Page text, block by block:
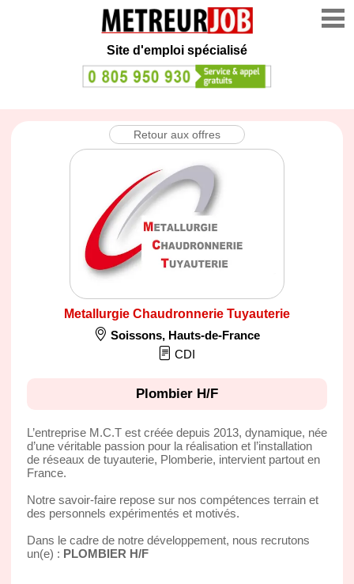
Site d'emploi spécialisé
Retour aux offres
Metallurgie Chaudronnerie Tuyauterie
Soissons, Hauts-de-France
CDI
Plombier H/F
L’entreprise M.C.T est créée depuis 2013, dynamique, née
d’une véritable passion pour la réalisation et l’installation
de réseaux de tuyauterie, Plomberie, intervient partout en
France.
Notre savoir-faire repose sur nos compétences terrain et
des personnels expérimentés et motivés.
Dans le cadre de notre développement, nous recrutons
un(e) : PLOMBIER H/F